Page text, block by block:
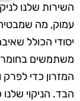
השירות שלנו
עמוק, מה שמבטיח
יסודי הכולל
משתמשים בחומרי
המזרון כדי
הבד. הניקוי